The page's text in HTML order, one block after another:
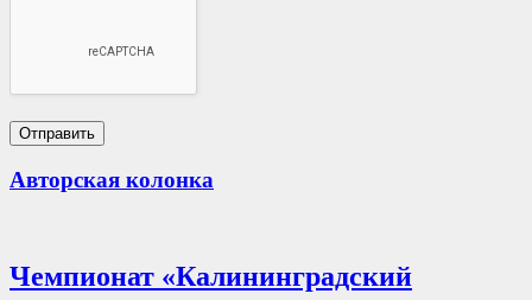
Авторская колонка
Чемпионат «Калининградский